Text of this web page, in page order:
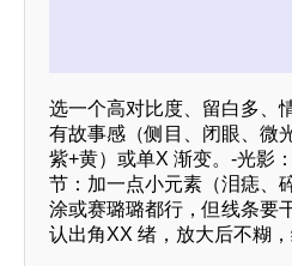
选一个高对比度、留白多、
有故事感（侧目、闭眼、微
紫+黄）或单X 渐变。-光影
节：加一点小元素（泪痣、
涂或赛璐璐都行，但线条要
认出角XX 绪，放大后不糊，